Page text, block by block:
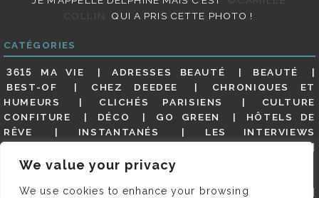
We value your privacy
We use cookies to enhance your browsing
COLLIN
QUI A PRIS CETTE PHOTO !
CATÉGORIES
3615 MA VIE ADRESSES BEAUTÉ
BEAUTÉ
BEST-OF
CHEZ DEEDEE
CHRONIQUES ET
HUMEURS
CLICHÉS PARISIENS
CULTURE
CONFITURE
DÉCO GO GREEN
HÔTELS DE
RÊVE
INSTANTANÉS
LES INTERVIEWS
MES ADRESSES
MODE NON CLASSÉ
GUIDE
PARIS EN PHOTOS RESTAURANTS